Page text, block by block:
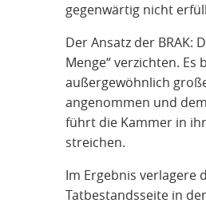
gegenwärtig nicht
Der Ansatz der BRAK:
Menge“ verzichten.
außergewöhnlich
angenommen und
führt die Kammer in
streichen.
Im Ergebnis verlagere
Tatbestandsseite in